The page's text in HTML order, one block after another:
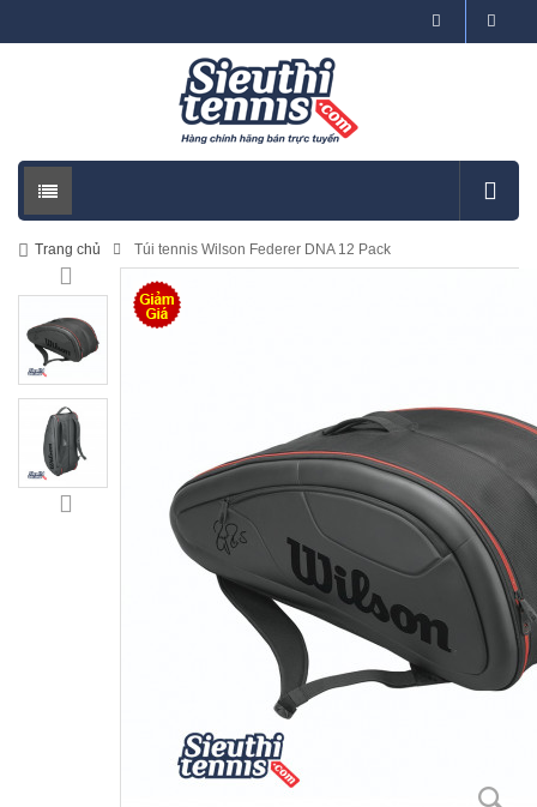
Trang chủ Túi tennis Wilson Federer DNA 12 Pack